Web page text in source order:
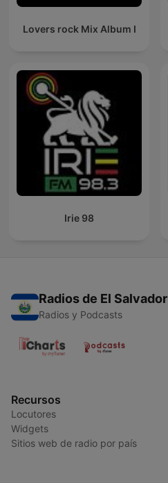
Lovers rock Mix Album I
Irie 98
Radios de El Salvador
Radios y Podcasts
Recursos
Locutores
Widgets
Sitios web de radio por país